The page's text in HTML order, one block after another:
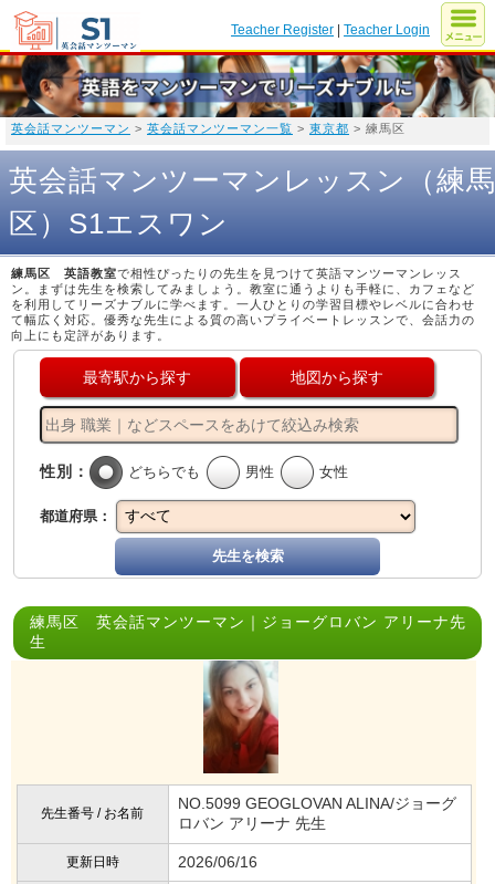
Teacher Register |Teacher Login
英会話マンツーマン > 英会話マンツーマン一覧 > 東京都 > 練馬区
英会話マンツーマンレッスン（練馬
区）S1エスワン
練馬区 英語教室で相性ぴったりの先生を見つけて英語マンツーマンレッス
ン。まずは先生を検索してみましょう。教室に通うよりも手軽に、カフェなど
を利用してリーズナブルに学べます。一人ひとりの学習目標やレベルに合わせ
て幅広く対応。優秀な先生による質の高いプライベートレッスンで、会話力の
向上にも定評があります。
最寄駅から探す 地図から探す
性別： どちらでも 男性 女性
都道府県：
先生を検索
練馬区 英会話マンツーマン｜ジョーグロバン アリーナ先
生
先生番号 / お名前
NO.5099 GEOGLOVAN ALINA/ジョーグ
ロバン アリーナ 先生
更新日時 2026/06/16